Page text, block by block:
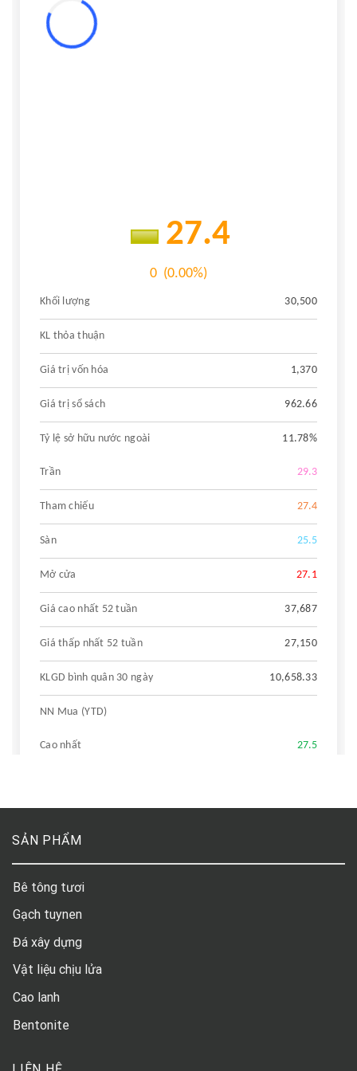
SẢN PHẨM
Bê tông tươi
Gạch tuynen
Đá xây dựng
Vật liệu chịu lửa
Cao lanh
Bentonite